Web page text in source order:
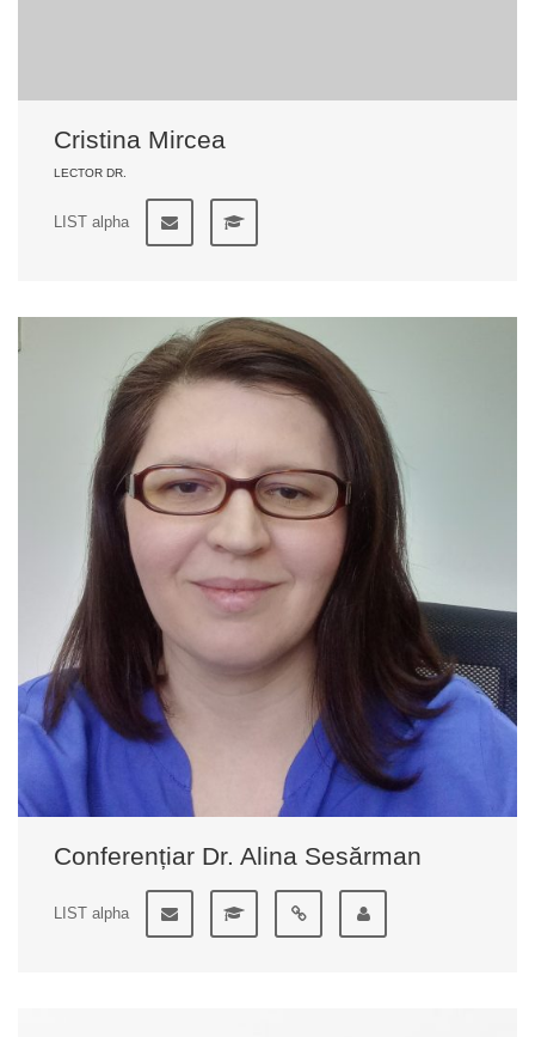
Cristina Mircea
LECTOR DR.
LIST alpha
Conferențiar Dr. Alina Sesărman
LIST alpha